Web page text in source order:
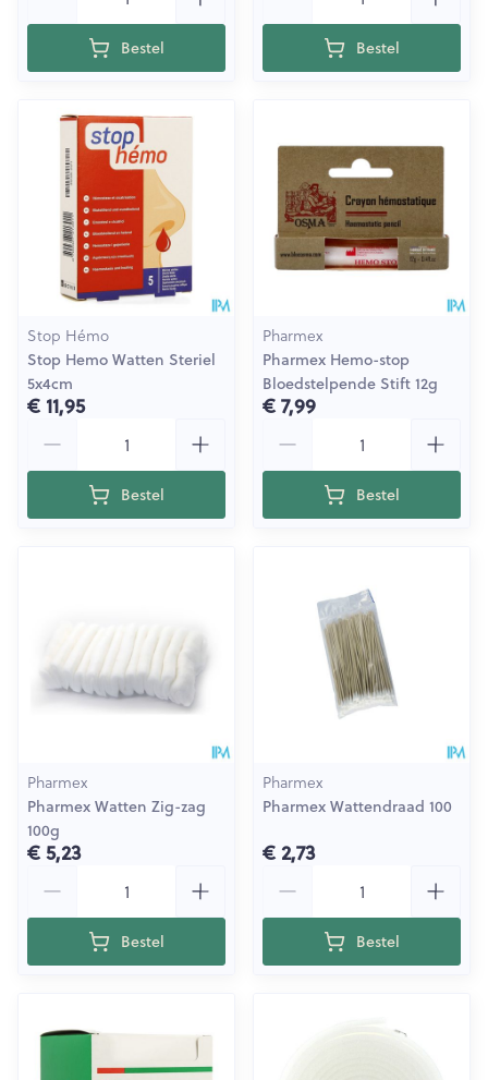
Bestel Bestel
Stop Hémo
Stop Hemo Watten Steriel
5x4cm
€ 11,95
Bestel
Pharmex
Pharmex Hemo-stop
Bloedstelpende Stift 12g
€ 7,99
Bestel
Pharmex
Pharmex Watten Zig-zag
100g
€ 5,23
Bestel
Pharmex
Pharmex Wattendraad 100
€ 2,73
Bestel